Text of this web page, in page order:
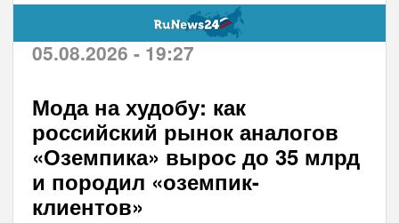
05.08.2026 - 19:27
Мода на худобу: как
российский рынок аналогов
«Оземпика» вырос до 35 млрд
и породил «оземпик-
клиентов»